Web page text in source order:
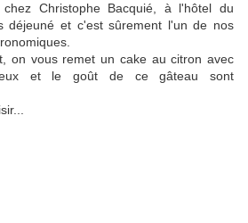
Christophe Bacquié, à l'hôtel du
déjeuné et c'est sûrement l'un de nos
on vous remet un cake au citron avec
et le goût de ce gâteau sont